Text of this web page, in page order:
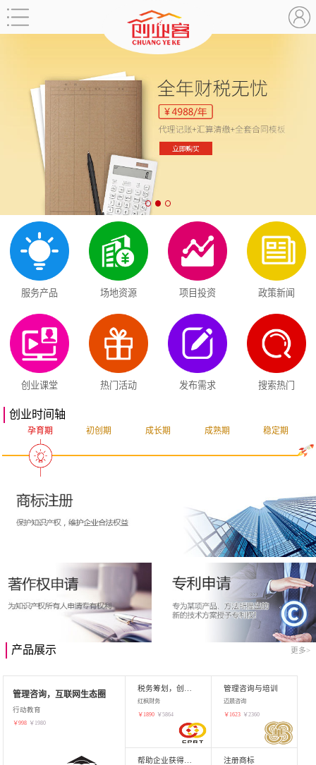
服务产品 场地资源 项目投资 政策新闻
创业课堂 热门活动 发布需求 搜索热门
创业时间轴
孕育期 初创期 成长期 成熟期 稳定期
产品展示 更多>
管理咨询，互联网生态圈
行动教育
￥998 ￥ 1980
红枫财务
￥ 1890 ￥5864
管理咨询与培训
迈晨咨询
￥ 1623 ￥2360
注册商标